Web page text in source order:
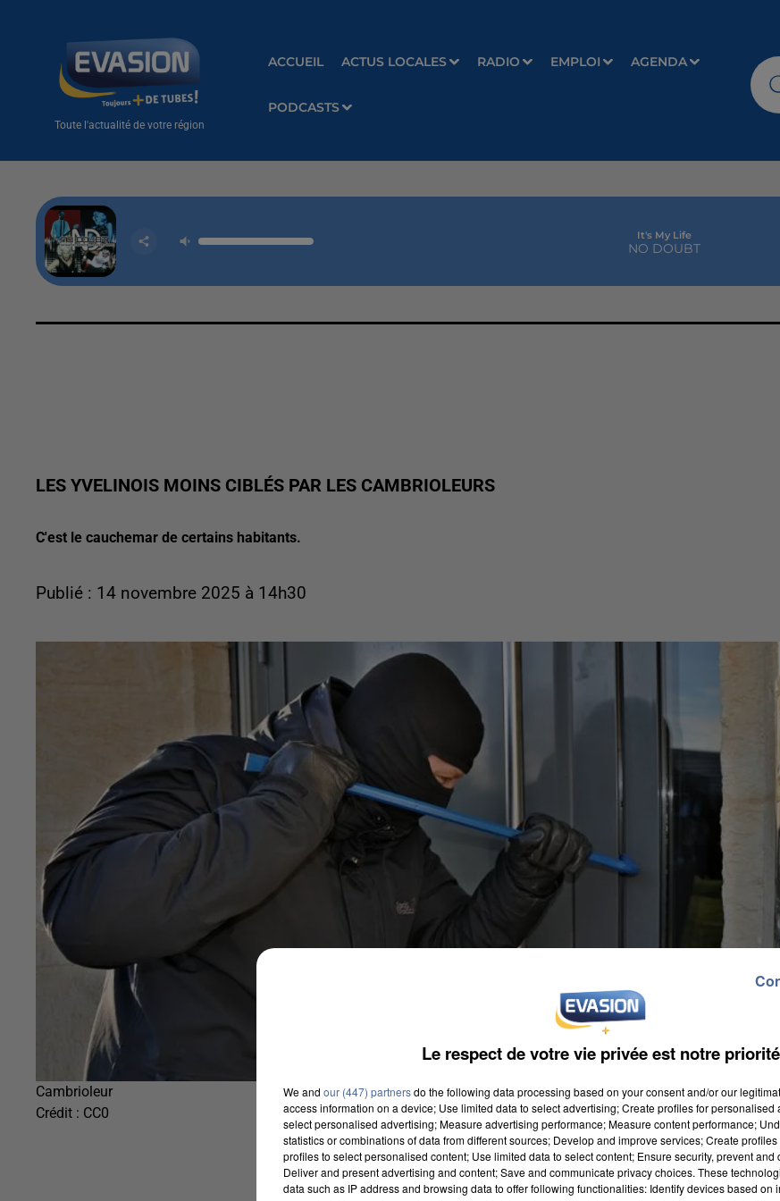
Toute l'actualité de votre région
ACCUEIL ACTUS LOCALES RADIO EMPLOI AGENDA
PODCASTS
It's My Life
NO DOUBT
LES YVELINOIS MOINS CIBLÉS PAR LES CAMBRIOLEURS
C'est le cauchemar de certains habitants.
Publié : 14 novembre 2025 à 14h30
Cambrioleur
Crédit : CC0
Le respect de votre vie privée est notre priorité
We and our (447) partnersdo the following data processing based on your consent and/or our
access information on a device; Use limited data to select advertising; Create profiles for personalised
select personalised advertising; Measure advertising performance; Measure content performance;
statistics or combinations of data from different sources; Develop and improve services; Create
profiles to select personalised content; Use limited data to select content; Ensure security, prevent and
Deliver and present advertising and content; Save and communicate privacy choices. These
data such as IP address and browsing data to offer following functionalities: Identify devices based on